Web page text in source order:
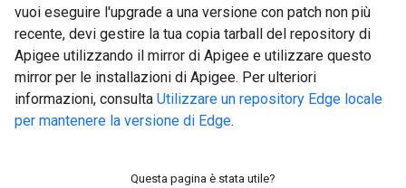
vuoi eseguire l'upgrade a una versione con patch non più
recente, devi gestire la tua copia tarball del repository di
Apigee utilizzando il mirror di Apigee e utilizzare questo
mirror per le installazioni di Apigee. Per ulteriori
informazioni, consulta Utilizzare un repository Edge locale
per mantenere la versione di Edge.
Questa pagina è stata utile?